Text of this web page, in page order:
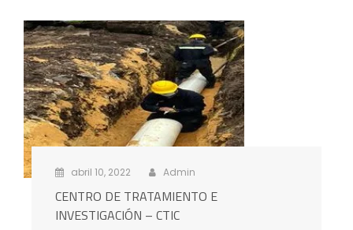
abril 10, 2022 Admin
CENTRO DE TRATAMIENTO E
INVESTIGACIÓN – CTIC